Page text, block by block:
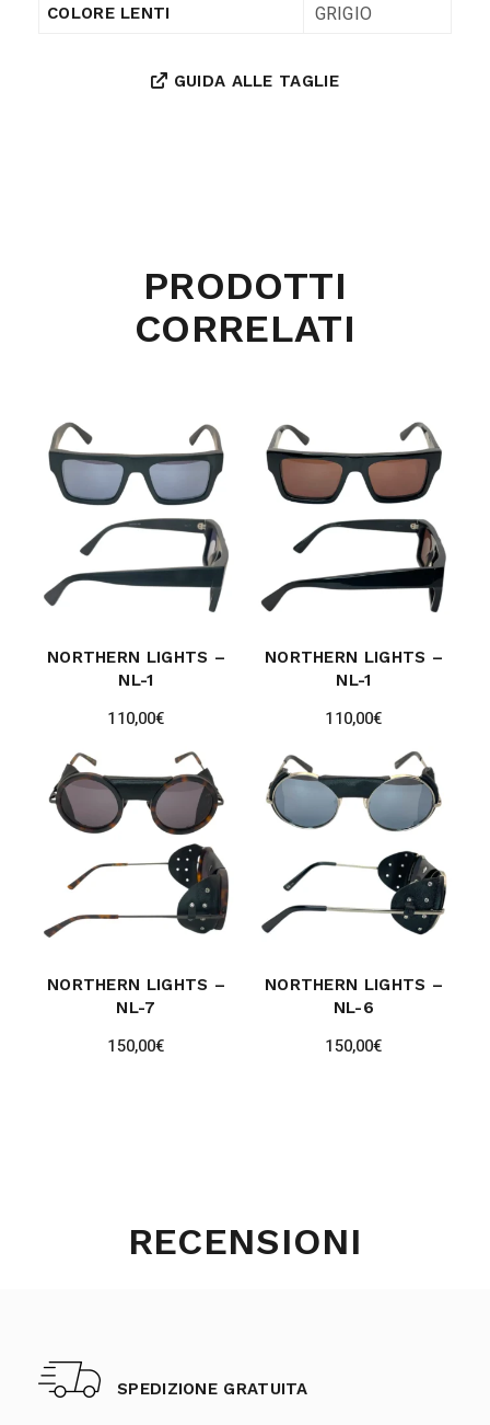
COLORE LENTI GRIGIO
GUIDA ALLE TAGLIE
PRODOTTI
CORRELATI
NORTHERN LIGHTS –
NL-1
110,00€
NORTHERN LIGHTS –
NL-1
110,00€
NORTHERN LIGHTS –
NL-7
150,00€
NORTHERN LIGHTS –
NL-6
150,00€
RECENSIONI
SPEDIZIONE GRATUITA